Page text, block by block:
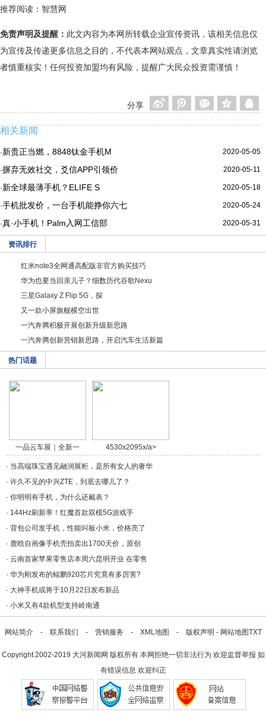
推荐阅读： 智慧网
免责声明及提醒： 此文内容为本网所转载企业宣传资讯，该相关信息仅
为宣传及传递更多信息之目的，不代表本网站观点，文章真实性请浏览
者慎重核实！任何投资加盟均有风险，提醒广大民众投资需谨慎！
分享
相关新闻
2020-05-05
·新贵正当燃，8848钛金手机M
2020-05-11
·摒弃无效社交，爻信APP引领价
2020-05-18
·新全球最薄手机？ELIFE S
2020-05-24
·手机批发价，一台手机能挣你六七
2020-05-31
·真·小手机！Palm入网工信部
资讯排行
红米note3全网通高配版非官方购买技巧
华为也要当回亲儿子？细数历代谷歌Nexu
三星Galaxy Z Flip 5G，探
又一款小屏旗舰横空出世
一汽奔腾积极开展创新升级新思路
一汽奔腾创新营销新思路，开启汽车生活新篇
热门话题
一品云车展｜全新一
代/a>
4530x2095x/a>
· 当高端珠宝遇见融润展柜，是所有女人的奢华
· 许久不见的中兴ZTE，到底去哪儿了？
· 你明明有手机，为什么还戴表？
· 144Hz刷新率！红魔首款双模5G游戏手
· 背包公司发手机，性能叫板小米，价格亮了
· 鹿晗自画像手机壳拍卖出1700天价，原创
· 云南首家苹果零售店本周六昆明开业 在零售
· 华为刚发布的鲲鹏920芯片究竟有多厉害?
· 大神手机或将于10月22日发布新品
· 小米又有4款机型支持岭南通
网站简介- 联系我们 - 营销服务 - XML地图 - 版权声明 - 网站地图TXT
Copyright.2002-2019 大河新闻网 版权所有 本网拒绝一切非法行为 欢迎监督举报 如
有错误信息 欢迎纠正